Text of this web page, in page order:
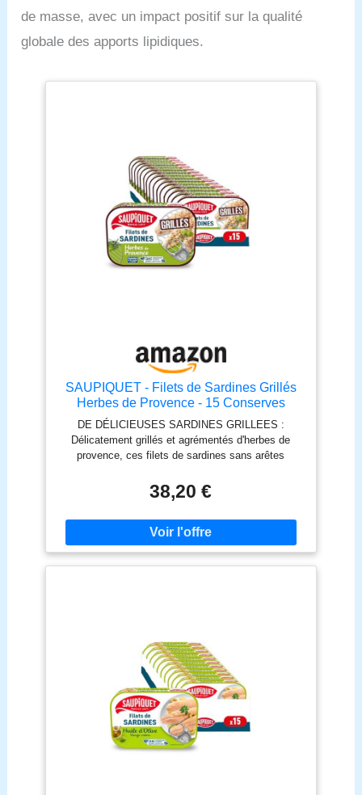
de masse, avec un impact positif sur la qualité
globale des apports lipidiques.
SAUPIQUET - Filets de Sardines Grillés
Herbes de Provence - 15 Conserves
DE DÉLICIEUSES SARDINES GRILLEES :
Délicatement grillés et agrémentés d'herbes de
provence, ces filets de sardines sans arêtes
vos plats chauds ou froids. DES FILETS
SOIGNEUSEMENT PRÉPARÉS : Minutieusement
préparés et délicatement mis en boîte à la main en
Bretagne, à Quimper, ces filets de poisson sans
arêtes vous offrent le meilleur de la sardine pour
vous régaler au quotidien. TRAÇABILITÉ
le site web Saupiquet. ADOPTER ET
PROMOUVOIR UNE ALIMENTATION SAINE : ces
filets de sardines en boîte sont préparés avec soin,
sans ajout de conservateurs, sans colorants, ni
arômes artificiels. Naturellement riches en Oméga
3. LA TOUCHE SAUPIQUET : c'est une touche de
créativité et de passion, pour le poisson, pour son
goût et pour votre plaisir. Une manière unique de
38,20 €